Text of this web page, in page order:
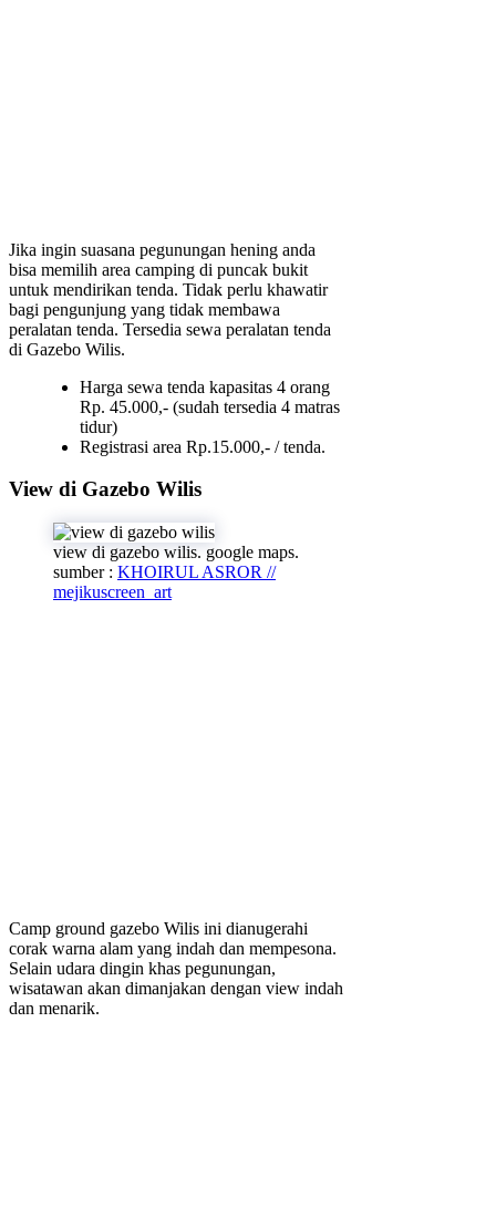
Jika ingin suasana pegunungan hening anda
bisa memilih area camping di puncak bukit
untuk mendirikan tenda. Tidak perlu khawatir
bagi pengunjung yang tidak membawa
peralatan tenda. Tersedia sewa peralatan tenda
di Gazebo Wilis.
Harga sewa tenda kapasitas 4 orang
Rp. 45.000,- (sudah tersedia 4 matras
tidur)
Registrasi area Rp.15.000,- / tenda.
View di Gazebo Wilis
view di gazebo wilis. google maps.
sumber : KHOIRUL ASROR //
mejikuscreen_art
Camp ground gazebo Wilis ini dianugerahi
corak warna alam yang indah dan mempesona.
Selain udara dingin khas pegunungan,
wisatawan akan dimanjakan dengan view indah
dan menarik.